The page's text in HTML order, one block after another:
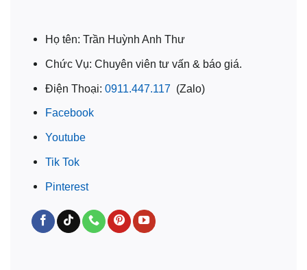
Họ tên: Trần Huỳnh Anh Thư
Chức Vụ: Chuyên viên tư vấn & báo giá.
Điện Thoại: 0911.447.117 (Zalo)
Facebook
Youtube
Tik Tok
Pinterest